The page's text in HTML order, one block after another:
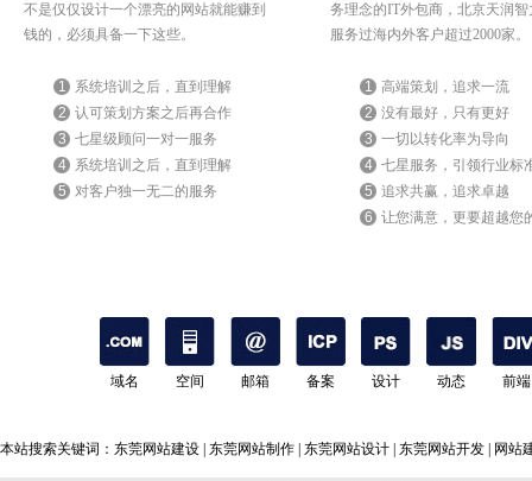
不是仅仅设计一个漂亮的网站就能赚到
钱的，必须具备一下这些。
1
系统培训之后，直到理解
2 认可策划方案之后再合作
3 七星级顾问一对一服务
4
系统培训之后，直到理解
5 对客户独一无二的服务
务理念的IT外包商，北京天润智
服务过海内外客户超过2000家。
1 高端策划，追求一流
2 没有最好，只有更好
3 一切以转化率为导向
4 七星服务，引领行业标
5 追求共赢，追求卓越
6 让您满意，更要超越您
域名 空间 邮箱 备案 设计 动态 前端
本站搜索关键词： 东莞网站建设 东莞网站制作 东莞网站设计 东莞网站开发 网站